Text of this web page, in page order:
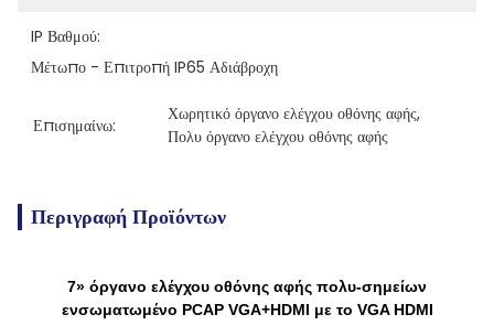
IP Βαθμού:
Μέτωπο - Επιτροπή IP65 Αδιάβροχη
Επισημαίνω:
Χωρητικό όργανο ελέγχου οθόνης αφής,
Πολυ όργανο ελέγχου οθόνης αφής
Περιγραφή Προϊόντων
7» όργανο ελέγχου οθόνης αφής πολυ-σημείων
ενσωματωμένο PCAP VGA+HDMI με το VGA HDMI